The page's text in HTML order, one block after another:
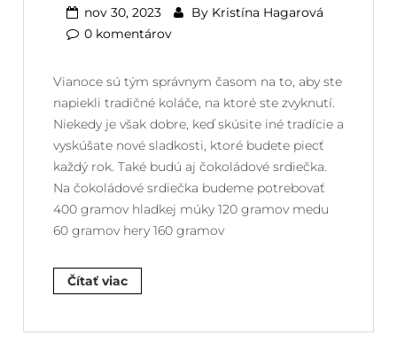
nov 30, 2023 By Kristína Hagarová
0 komentárov
Vianoce sú tým správnym časom na to, aby ste
napiekli tradičné koláče, na ktoré ste zvyknutí.
Niekedy je však dobre, keď skúsite iné tradície a
vyskúšate nové sladkosti, ktoré budete piecť
každý rok. Také budú aj čokoládové srdiečka.
Na čokoládové srdiečka budeme potrebovať
400 gramov hladkej múky 120 gramov medu
60 gramov hery 160 gramov
Čítať viac